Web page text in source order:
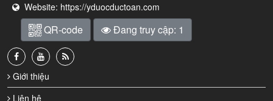
Website: https://yduocductoan.com
QR-code Đang truy cập: 1
Giới thiệu
Liên hệ